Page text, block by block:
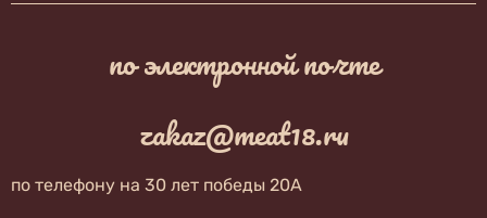
по электронной почте
zakaz@meat18.ru
по телефону на 30 лет победы 20А